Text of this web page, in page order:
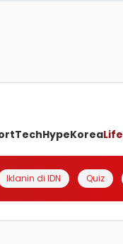
TechHypeKoreaLife
Iklanin di IDN Quiz